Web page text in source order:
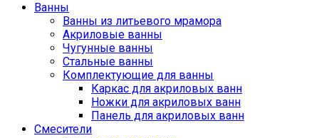
Ванны
Ванны из литьевого мрамора
Акриловые ванны
Чугунные ванны
Стальные ванны
Комплектующие для ванны
Каркас для акриловых ванн
Ножки для акриловых ванн
Панель для акриловых ванн
Смесители